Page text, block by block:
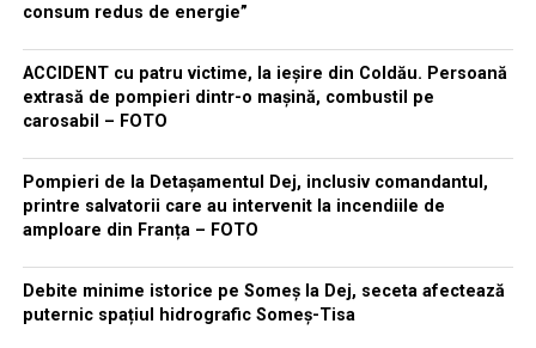
consum redus de energie”
ACCIDENT cu patru victime, la ieșire din Coldău. Persoană
extrasă de pompieri dintr-o mașină, combustil pe
carosabil – FOTO
Pompieri de la Detașamentul Dej, inclusiv comandantul,
printre salvatorii care au intervenit la incendiile de
amploare din Franța – FOTO
Debite minime istorice pe Someș la Dej, seceta afectează
puternic spațiul hidrografic Someș-Tisa